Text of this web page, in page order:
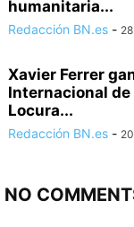
humanitaria...
Redacción BN.es -
Xavier Ferrer
Internacional
Locura...
Redacción BN.es -
NO